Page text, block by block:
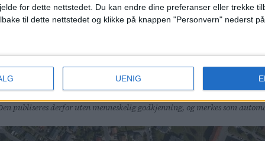
for dette nettstedet. Du kan endre dine preferanser eller trekke
til dette nettstedet og klikke på knappen "Personvern" nederst på
UENIG
40, 3.815.000 kroner 3. Krokliveien 52,
kroner
offentlige data, og er av allmenn interesse for leserne av VårtOslo.
publiseres derfor uten menneskelig godkjenning, og merkes som